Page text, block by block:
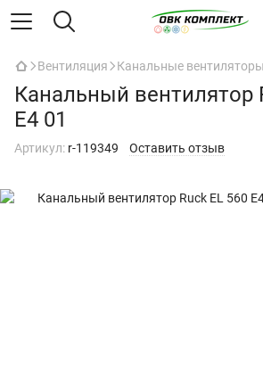
Вентиляция Канальные вентиляторы
Канальный вентилятор
E4 01
Артикул: r-119349 Оставить отзыв